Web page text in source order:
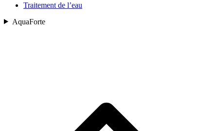
Traitement de l’eau
AquaForte